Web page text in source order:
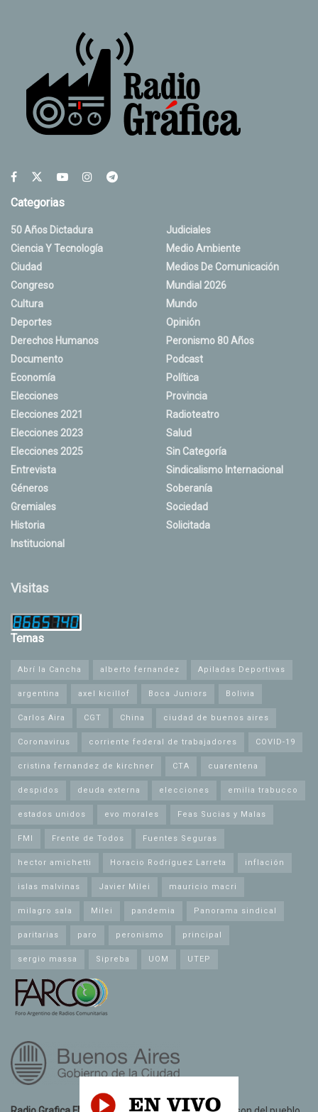
Categorias
50 Años Dictadura
Ciencia Y Tecnología
Ciudad
Congreso
Cultura
Deportes
Derechos Humanos
Documento
Economía
Elecciones
Elecciones 2021
Elecciones 2023
Elecciones 2025
Entrevista
Géneros
Gremiales
Historia
Institucional
Judiciales
Medio Ambiente
Medios De Comunicación
Mundial 2026
Mundo
Opinión
Peronismo 80 Años
Podcast
Política
Provincia
Radioteatro
Salud
Sin Categoría
Sindicalismo Internacional
Soberanía
Sociedad
Solicitada
Visitas
Temas
Abrí la Cancha alberto fernandez Apiladas Deportivas
argentina axel kicillof Boca Juniors Bolivia
Carlos Aira CGT China ciudad de buenos aires
Coronavirus corriente federal de trabajadores COVID-19
cristina fernandez de kirchner CTA cuarentena
despidos deuda externa elecciones emilia trabucco
estados unidos evo morales Feas Sucias y Malas
FMI Frente de Todos Fuentes Seguras
hector amichetti Horacio Rodríguez Larreta inflación
islas malvinas Javier Milei mauricio macri
milagro sala Milei pandemia Panorama sindical
paritarias paro peronismo principal
sergio massa Sipreba UOM UTEP